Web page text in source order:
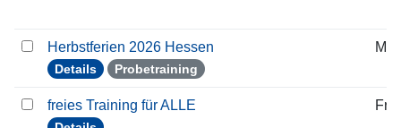
Herbstferien 2026 Hessen
Details Probetraining
freies Training für ALLE